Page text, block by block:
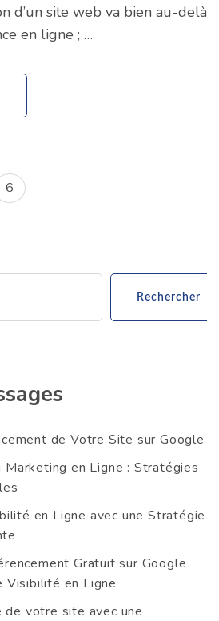
d’un site web va bien au-delà
en ligne ; …
Page
6
Rechercher
de Votre Site sur Google
Marketing en Ligne : Stratégies
en Ligne avec une Stratégie
Gratuit sur Google
Visibilité en Ligne
de votre site avec une